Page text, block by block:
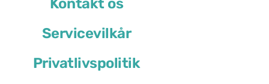
Kontakt os
Servicevilkår
Privatlivspolitik